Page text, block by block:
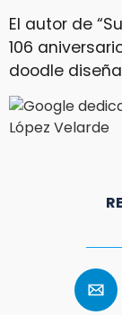
El autor de
106
doodle